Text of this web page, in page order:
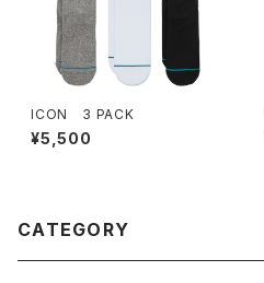
ICON 3 PACK
¥5,500
CATEGORY